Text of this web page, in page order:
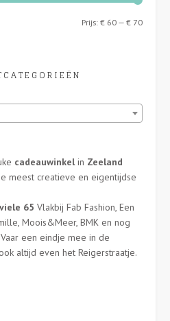
Min.
Max.
Prijs: € 60 — € 70
cadeauwinkelin Zeeland
meest creatieve en eigentijdse
65 Vlakbij Fab Fashion, Een
Moois&Meer, BMK en nog
een eindje mee in de
altijd even het Reigerstraatje.